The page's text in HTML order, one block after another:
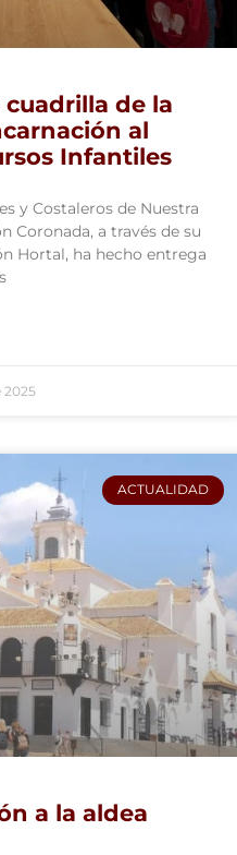
de la
al
Infantiles
y Costaleros de Nuestra
Coronada, a través de su
Hortal, ha hecho entrega
2025
ACTUALIDAD
a la aldea